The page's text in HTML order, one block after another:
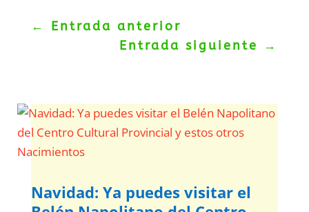
← Entrada anterior
Entrada siguiente
→
Navidad: Ya puedes visitar el